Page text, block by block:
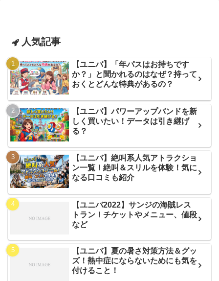
人気記事
【ユニバ】「年パスはお持ちです
か？」と聞かれるのはなぜ？持って
おくとどんな特典があるの？
【ユニバ】パワーアップバンドを新
しく買いたい！データは引き継げ
る？
【ユニバ】絶叫系人気アトラクショ
ン一覧！絶叫＆スリルを体験！気に
なる口コミも紹介
【ユニバ2022】サンジの海賊レス
トラン！チケットやメニュー、値段
など
【ユニバ】夏の暑さ対策方法＆グッ
ズ！熱中症にならないためにも気を
付けること！